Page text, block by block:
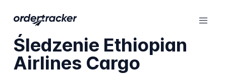
Śledzenie Ethiopian
Airlines Cargo